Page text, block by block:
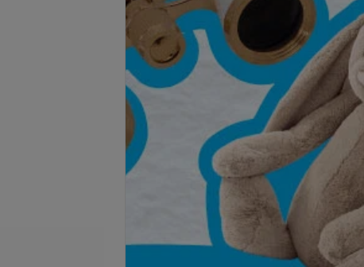
Подробнее